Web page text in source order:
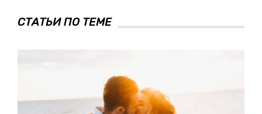
СТАТЬИ ПО ТЕМЕ